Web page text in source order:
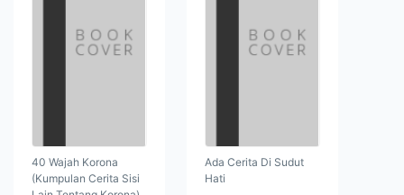
40 Wajah Korona
(Kumpulan Cerita Sisi
Ada Cerita Di Sudut
Hati